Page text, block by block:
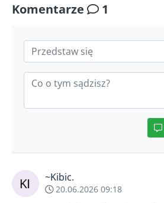
Komentarze 1
~Kibic.
20.06.2026 09:18